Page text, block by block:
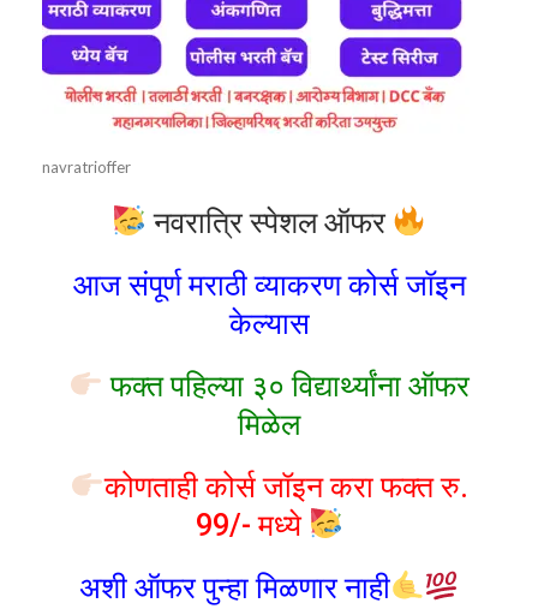
navratrioffer
नवरात्रि स्पेशल ऑफर
आज संपूर्ण मराठी व्याकरण कोर्स जॉइन
केल्यास
फक्त पहिल्या ३० विद्यार्थ्यांना ऑफर
मिळेल
कोणताही कोर्स जॉइन करा फक्त रु.
99/- मध्ये
अशी ऑफर पुन्हा मिळणार नाही